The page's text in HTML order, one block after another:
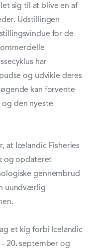
sig til at blive en af
Udstillingen
for de
har
og udvikle deres
kan forvente
den nyeste
at Icelandic Fisheries
og opdateret
gennembrud
uundværlig
et kig forbi Icelandic
- 20. september og